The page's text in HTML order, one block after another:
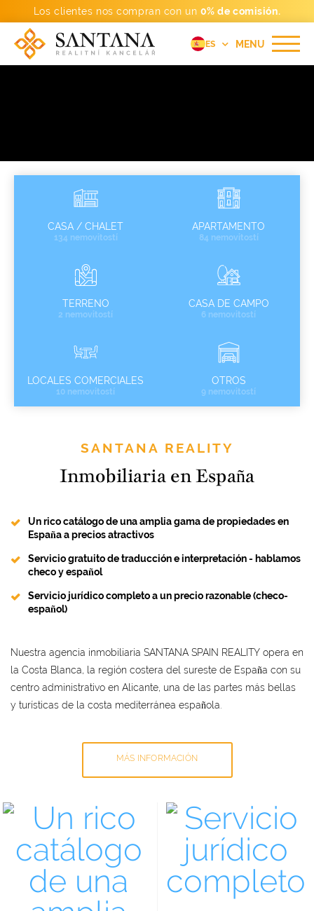
Los clientes nos compran con un 0% de comisión.
MENU
ES
CASA / CHALET
134 nemovitostí
APARTAMENTO
84 nemovitostí
TERRENO
2 nemovitostí
CASA DE CAMPO
6 nemovitostí
LOCALES COMERCIALES
10 nemovitostí
OTROS
9 nemovitostí
SANTANA REALITY
Inmobiliaria en España
Un rico catálogo de una amplia gama de propiedades en
España a precios atractivos
Servicio gratuito de traducción e interpretación - hablamos
checo y español
Servicio jurídico completo a un precio razonable (checo-
español)
Nuestra agencia inmobiliaria SANTANA SPAIN REALITY opera en
la Costa Blanca, la región costera del sureste de España con su
centro administrativo en Alicante, una de las partes más bellas
y turísticas de la costa mediterránea española.
MÁS INFORMACIÓN